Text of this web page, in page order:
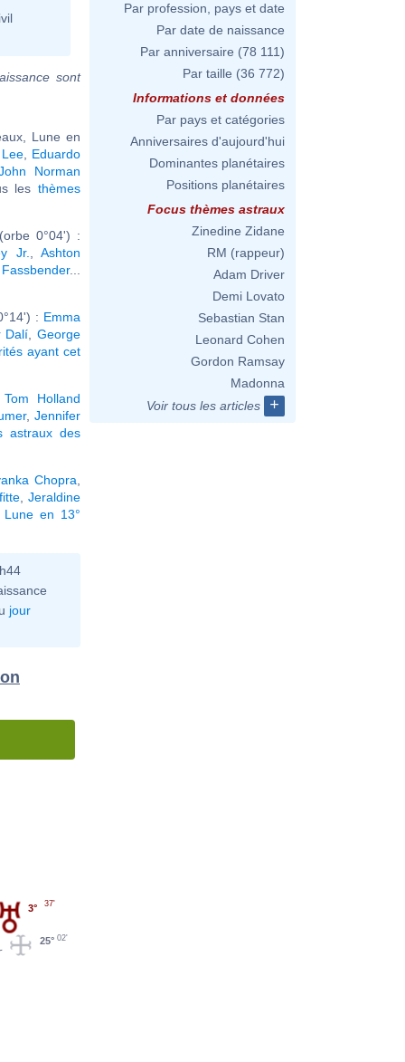
sont
Lune en
Eduardo
Norman
lesthèmes
0°04') :
Jr. ,Ashton
...
: Emma
Dalí ,George
ayant cet
Tom Holland
,Jennifer
astraux des
Chopra
,Jeraldine
en 13°
jour
25° 02'
3° 37'
Par profession, pays et date
Par date de naissance
Par anniversaire (78 111)
Par taille (36 772)
Informations et données
Par pays et catégories
Anniversaires d'aujourd'hui
Dominantes planétaires
Positions planétaires
Focus thèmes astraux
Zinedine Zidane
RM (rappeur)
Adam Driver
Demi Lovato
Sebastian Stan
Leonard Cohen
Gordon Ramsay
Madonna
Voir tous les articles
+